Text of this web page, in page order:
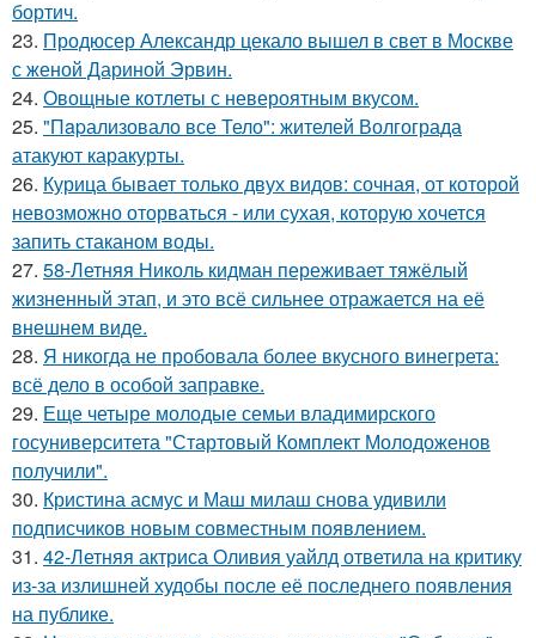
бортич.
23. Продюсер Александр цекало вышел в свет в Москве
с женой Дариной Эрвин.
24. Овощные котлеты с невероятным вкусом.
25. "Пapализовало все Тело": жителей Волгограда
атакуют каракурты.
26. Курица бывает только двух видов: сочная, от которой
невозможно оторваться - или сухая, которую хочется
запить стаканом воды.
27. 58-Летняя Николь кидман переживает тяжёлый
жизненный этап, и это всё сильнее отражается на её
внешнем виде.
28. Я никогда не пробовала более вкусного винегрета:
всё дело в особой заправке.
29. Еще четыре молодые семьи владимирского
госуниверситета "Стартовый Комплект Молодоженов
получили".
30. Кристина асмус и Маш милаш снова удивили
подписчиков новым совместным появлением.
31. 42-Летняя актриса Оливия уайлд ответила на критику
из-за излишней худобы после её последнего появления
на публике.